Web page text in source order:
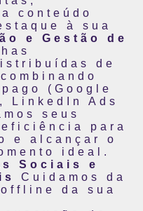
conteúdo
à sua
e Gestão de
de
(Google
LinkedIn Ads
seus
para
e alcançar o
ideal.
Sociais e
Cuidamos da
da sua